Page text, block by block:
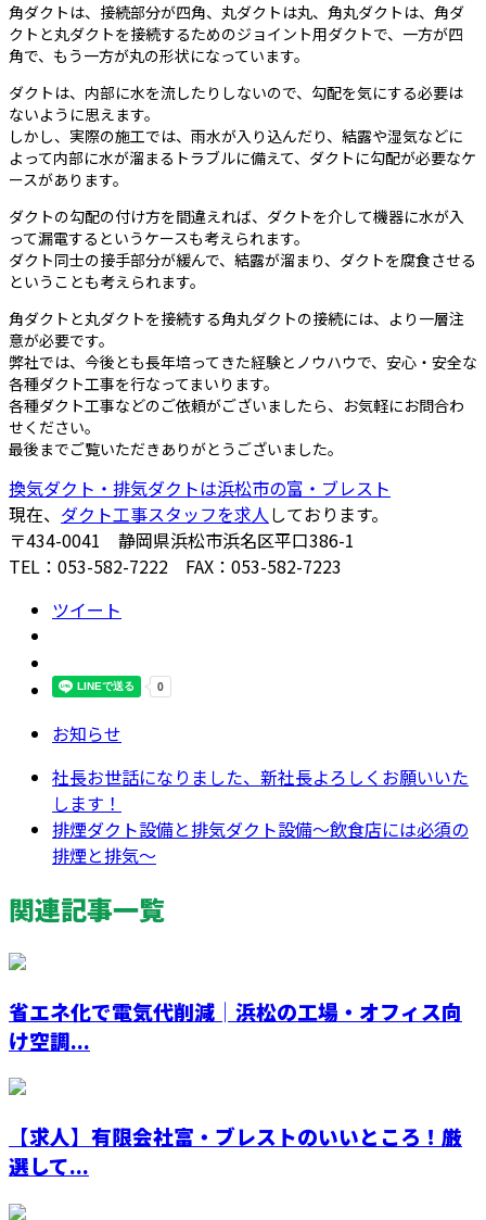
角ダクトは、接続部分が四角、丸ダクトは丸、角丸ダクトは、角ダ
クトと丸ダクトを接続するためのジョイント用ダクトで、一方が四
角で、もう一方が丸の形状になっています。
ダクトは、内部に水を流したりしないので、勾配を気にする必要は
ないように思えます。
しかし、実際の施工では、雨水が入り込んだり、結露や湿気などに
よって内部に水が溜まるトラブルに備えて、ダクトに勾配が必要なケ
ースがあります。
ダクトの勾配の付け方を間違えれば、ダクトを介して機器に水が入
って漏電するというケースも考えられます。
ダクト同士の接手部分が緩んで、結露が溜まり、ダクトを腐食させる
ということも考えられます。
角ダクトと丸ダクトを接続する角丸ダクトの接続には、より一層注
意が必要です。
弊社では、今後とも長年培ってきた経験とノウハウで、安心・安全な
各種ダクト工事を行なってまいります。
各種ダクト工事などのご依頼がございましたら、お気軽にお問合わ
せください。
最後までご覧いただきありがとうございました。
換気ダクト・排気ダクトは浜松市の富・ブレスト
現在、 ダクト工事スタッフを求人しております。
〒434-0041 静岡県浜松市浜名区平口386-1
TEL：053-582-7222 FAX：053-582-7223
ツイート
お知らせ
社長お世話になりました、新社長よろしくお願いいた
します！
排煙ダクト設備と排気ダクト設備～飲食店には必須の
排煙と排気～
関連記事一覧
省エネ化で電気代削減│浜松の工場・オフィス向
け空調...
【求人】有限会社富・ブレストのいいところ！厳
選して...